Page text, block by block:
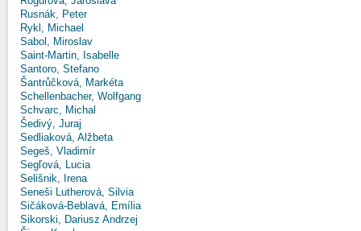
Rusnák, Peter
Rykl, Michael
Sabol, Miroslav
Saint-Martin, Isabelle
Santoro, Stefano
Šantrůčková, Markéta
Schellenbacher, Wolfgang
Schvarc, Michal
Šedivý, Juraj
Sedliaková, Alžbeta
Segeš, Vladimír
Segľová, Lucia
Selišnik, Irena
Seneši Lutherová, Silvia
Sičáková-Beblavá, Emília
Sikorski, Dariusz Andrzej